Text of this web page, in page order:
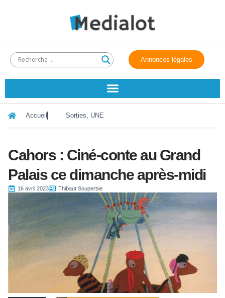
Annonces légales
Accueil Sorties, UNE
Cahors : Ciné-conte au Grand
Palais ce dimanche après-midi
16 avril 2023 Thibaut Souperbie